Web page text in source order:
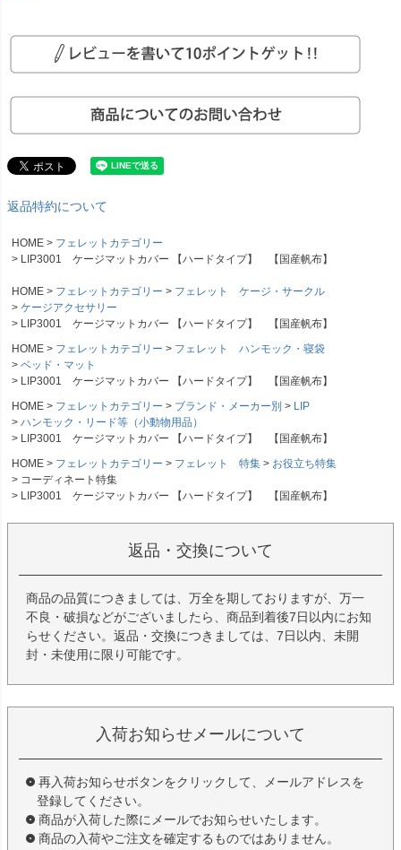
返品特約について
HOME
フェレットカテゴリー
LIP3001 ケージマットカバー 【ハードタイプ】 【国産帆布】
HOME フェレットカテゴリー
フェレット ケージ・サークル
ケージアクセサリー
LIP3001 ケージマットカバー 【ハードタイプ】 【国産帆布】
HOME
フェレットカテゴリー
フェレット ハンモック・寝袋
ベッド・マット
LIP3001 ケージマットカバー 【ハードタイプ】 【国産帆布】
HOME
フェレットカテゴリー ブランド・メーカー別
LIP
ハンモック・リード等（小動物用品）
LIP3001 ケージマットカバー 【ハードタイプ】 【国産帆布】
HOME
フェレットカテゴリー フェレット 特集
お役立ち特集
コーディネート特集
LIP3001 ケージマットカバー 【ハードタイプ】 【国産帆布】
返品・交換について
商品の品質につきましては、万全を期しておりますが、万一
不良・破損などがございましたら、商品到着後7日以内にお知
らせください。返品・交換につきましては、7日以内、未開
封・未使用に限り可能です。
入荷お知らせメールについて
再入荷お知らせボタンをクリックして、メールアドレスを
登録してください。
商品が入荷した際にメールでお知らせいたします。
商品の入荷やご注文を確定するものではありません。